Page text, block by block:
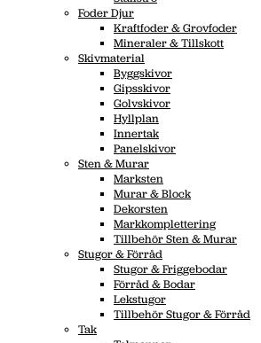
Foder Djur
Kraftfoder & Grovfoder
Mineraler & Tillskott
Skivmaterial
Byggskivor
Gipsskivor
Golvskivor
Hyllplan
Innertak
Panelskivor
Sten & Murar
Marksten
Murar & Block
Dekorsten
Markkomplettering
Tillbehör Sten & Murar
Stugor & Förråd
Stugor & Friggebodar
Förråd & Bodar
Lekstugor
Tillbehör Stugor & Förråd
Tak